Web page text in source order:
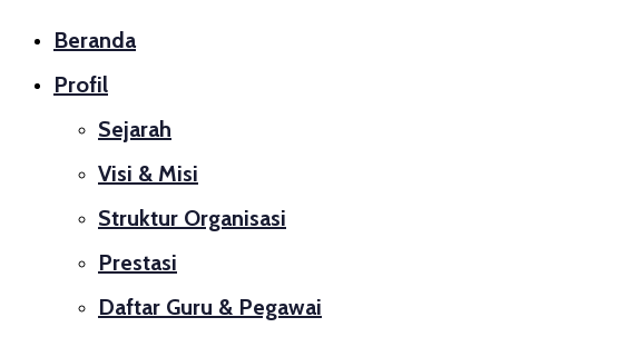
Beranda
Profil
Sejarah
Visi & Misi
Struktur Organisasi
Prestasi
Daftar Guru & Pegawai